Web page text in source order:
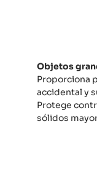
Objetos
Proporciona
accidental y
Protege
sólidos